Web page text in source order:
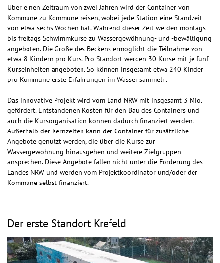
Über einen Zeitraum von zwei Jahren wird der Container von
Kommune zu Kommune reisen, wobei jede Station eine Standzeit
von etwa sechs Wochen hat. Während dieser Zeit werden montags
bis freitags Schwimmkurse zu Wassergewöhnung- und -bewältigung
angeboten. Die Größe des Beckens ermöglicht die Teilnahme von
etwa 8 Kindern pro Kurs. Pro Standort werden 30 Kurse mit je fünf
Kurseinheiten angeboten. So können insgesamt etwa 240 Kinder
pro Kommune erste Erfahrungen im Wasser sammeln.
Das innovative Projekt wird vom Land NRW mit insgesamt 3 Mio.
gefördert. Entstandenen Kosten für den Bau des Containers und
auch die Kursorganisation können dadurch finanziert werden.
Außerhalb der Kernzeiten kann der Container für zusätzliche
Angebote genutzt werden, die über die Kurse zur
Wassergewöhnung hinausgehen und weitere Zielgruppen
ansprechen. Diese Angebote fallen nicht unter die Förderung des
Landes NRW und werden vom Projektkoordinator und/oder der
Kommune selbst finanziert.
Der erste Standort Krefeld